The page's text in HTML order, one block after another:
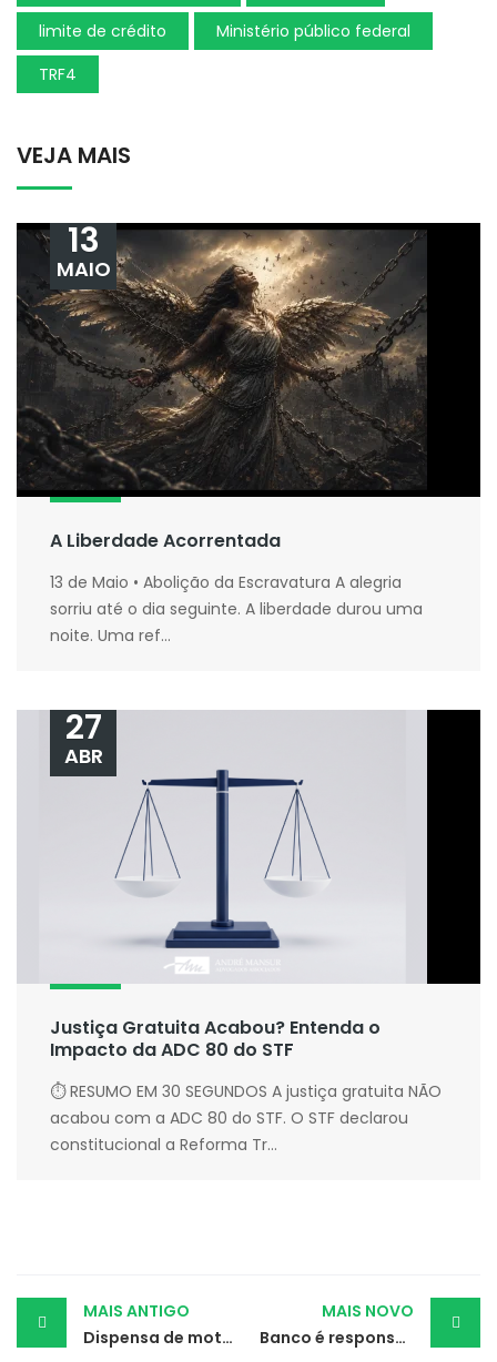
limite de crédito
Ministério público federal
TRF4
VEJA MAIS
A Liberdade Acorrentada
13
MAIO
13 de Maio • Abolição da Escravatura A alegria
sorriu até o dia seguinte. A liberdade durou uma
noite. Uma ref...
Justiça Gratuita Acabou? Entenda o
Impacto da ADC 80 do STF
27
ABR
⏱ RESUMO EM 30 SEGUNDOS A justiça gratuita NÃO
acabou com a ADC 80 do STF. O STF declarou
constitucional a Reforma Tr...
Post
navigation
MAIS ANTIGO
Dispensa de motorista durante tratamento de câncer é considerada discriminatória
MAIS NOVO
Banco é responsabilizado por golpe do falso boleto de financiamento